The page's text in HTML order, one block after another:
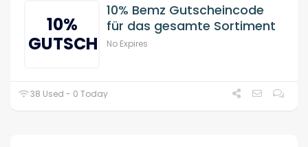
10%
GUTSCHEIN
10% Bemz Gutscheincode
für das gesamte Sortiment
No Expires
38 Used - 0 Today